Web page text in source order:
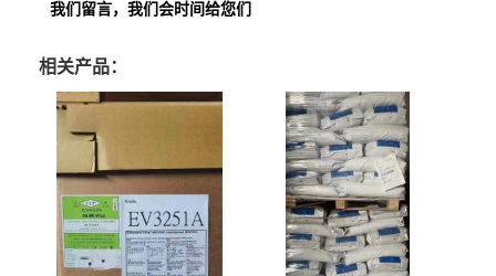
我们留言，我们会时间给您们
相关产品：